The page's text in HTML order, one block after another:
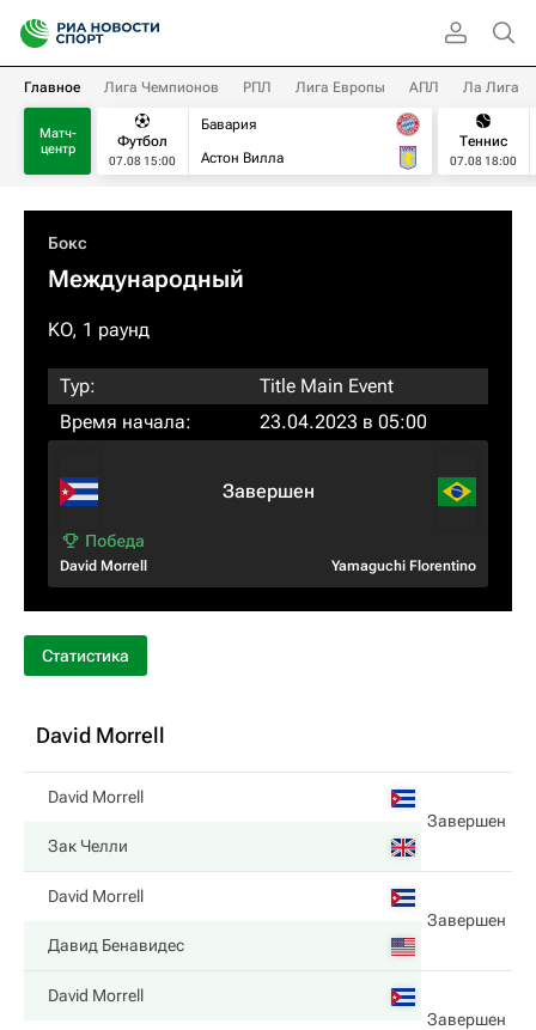
Главное Лига Чемпионов РПЛ Лига Европы АПЛ Ла Лига
Матч-
центр
Футбол
07.08 15:00
Бавария
Астон Вилла
Теннис
07.08 18:00
Бокс
Международный
KO, 1 раунд
Тур:
Title Main Event
Время начала:
23.04.2023 в 05:00
David Morrell
Завершен
Yamaguchi Florentino
Статистика
David Morrell
David Morrell
Завершен
Зак Челли
David Morrell
Завершен
Давид Бенавидес
David Morrell
Завершен